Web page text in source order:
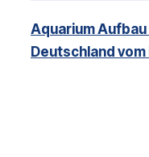
Aquarium
Deutschland